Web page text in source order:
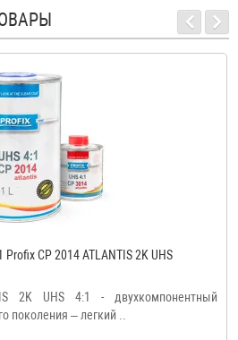
CP 2014 ATLANTIS 2K UHS
2K UHS 4:1 - двухкомпонентный
поколения – легкий ..